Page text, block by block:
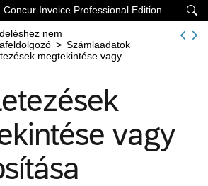

Invoice Professional Edition
nem
> Számlaadatok
megtekintése vagy
vagy